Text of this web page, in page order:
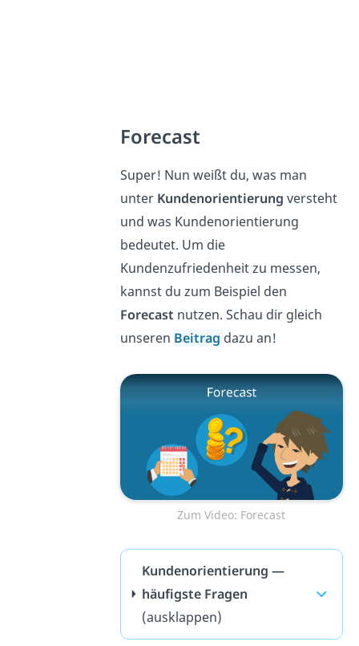
Forecast
Super! Nun weißt du, was man
unter Kundenorientierung versteht
und was Kundenorientierung
bedeutet. Um die
Kundenzufriedenheit zu messen,
kannst du zum Beispiel den
Forecast nutzen. Schau dir gleich
unseren Beitrag dazu an!
Zum Video: Forecast
Kundenorientierung —
häufigste Fragen
(ausklappen)